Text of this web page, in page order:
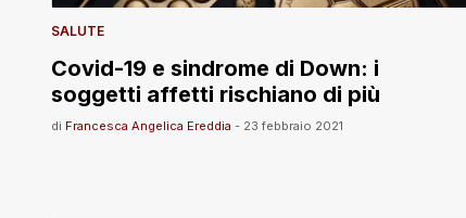
SALUTE
Covid-19 e sindrome di Down: i
soggetti affetti rischiano di più
di Francesca Angelica Ereddia - 23 febbraio 2021